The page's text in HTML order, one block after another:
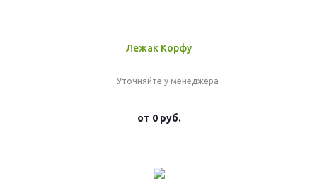
Лежак Корфу
Уточняйте у менеджера
от 0 руб.